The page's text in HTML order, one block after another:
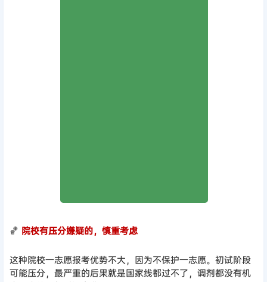
🏀 院校有压分嫌疑的，慎重考虑
这种院校一志愿报考优势不大，因为不保护一志愿。初试阶段
可能压分，最严重的后果就是国家线都过不了，调剂都没有机